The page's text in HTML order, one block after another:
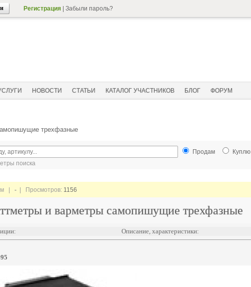
Регистрация Забыли пароль?
НОВОСТИ СТАТЬИ КАТАЛОГ УЧАСТНИКОВ БЛОГ ФОРУМ
трехфазные
Продам
Куплю
поиска
| - | Просмотров: 1156
и варметры самопишущие трехфазные
Описание, характеристики: